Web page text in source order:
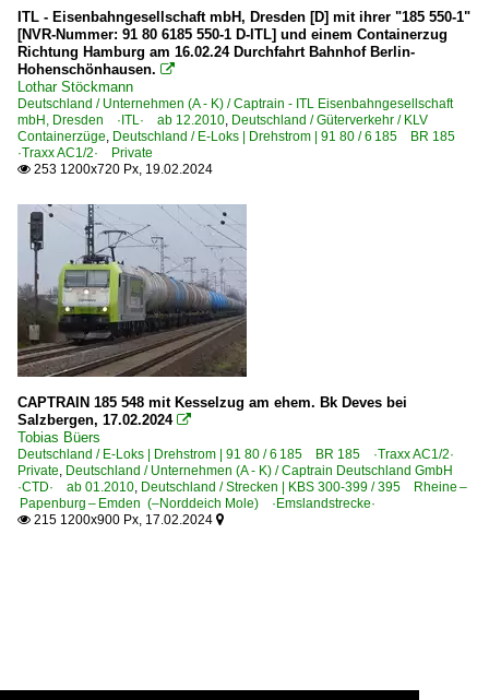
ITL - Eisenbahngesellschaft mbH, Dresden [D] mit ihrer "185 550-1"
[NVR-Nummer: 91 80 6185 550-1 D-ITL] und einem Containerzug
Richtung Hamburg am 16.02.24 Durchfahrt Bahnhof Berlin-
Hohenschönhausen. 
Lothar Stöckmann
Deutschland / Unternehmen (A - K) / Captrain - ITL Eisenbahngesellschaft
mbH, Dresden ·ITL· ab 12.2010, Deutschland / Güterverkehr / KLV
Containerzüge, Deutschland / E-Loks | Drehstrom | 91 80 / 6 185 BR 185
·Traxx AC1/2· Private
 253 1200x720 Px, 19.02.2024
CAPTRAIN 185 548 mit Kesselzug am ehem. Bk Deves bei
Salzbergen, 17.02.2024 
Tobias Büers
Deutschland / E-Loks | Drehstrom | 91 80 / 6 185 BR 185 ·Traxx AC1/2·
Private, Deutschland / Unternehmen (A - K) / Captrain Deutschland GmbH
·CTD· ab 01.2010, Deutschland / Strecken | KBS 300-399 / 395 Rheine –
Papenburg – Emden (–Norddeich Mole) ·Emslandstrecke·
 215 1200x900 Px, 17.02.2024 